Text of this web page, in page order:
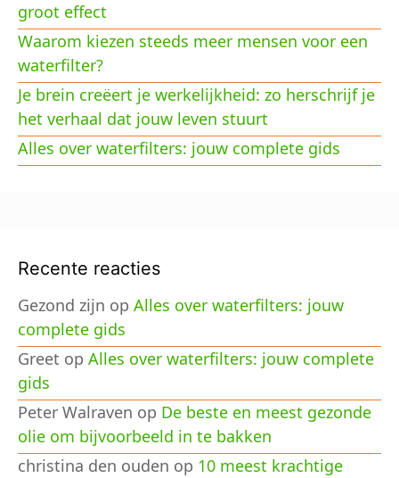
groot effect
Waarom kiezen steeds meer mensen voor een
waterfilter?
Je brein creëert je werkelijkheid: zo herschrijf je
het verhaal dat jouw leven stuurt
Alles over waterfilters: jouw complete gids
Recente reacties
Gezond zijn op Alles over waterfilters: jouw
complete gids
Greet op Alles over waterfilters: jouw complete
gids
Peter Walraven op De beste en meest gezonde
olie om bijvoorbeeld in te bakken
christina den ouden op 10 meest krachtige